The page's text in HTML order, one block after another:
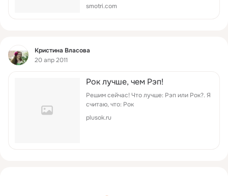
smotri.com
Фид
Кристина Власова
20 апр 2011
Рок лучше, чем Рэп!
Решим сейчас! Что лучше: Рэп или Рок?. Я
считаю, что: Рок
plusok.ru